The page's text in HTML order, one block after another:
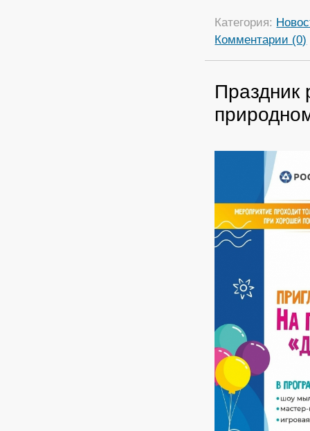
Категория:
Комментарии (0)
Праздник